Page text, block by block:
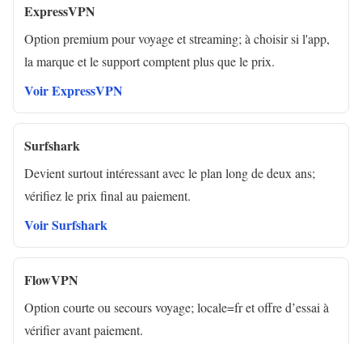
ExpressVPN
Option premium pour voyage et streaming; à choisir si l'app,
la marque et le support comptent plus que le prix.
Voir ExpressVPN
Surfshark
Devient surtout intéressant avec le plan long de deux ans;
vérifiez le prix final au paiement.
Voir Surfshark
FlowVPN
Option courte ou secours voyage; locale=fr et offre d’essai à
vérifier avant paiement.